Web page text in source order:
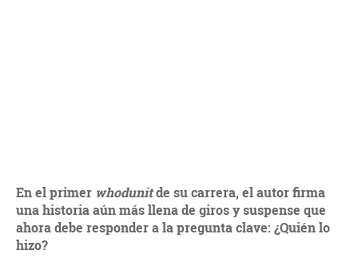
En el primer whodunitde su carrera, el autor firma
una historia aún más llena de giros y suspense que
ahora debe responder a la pregunta clave: ¿Quién lo
hizo?